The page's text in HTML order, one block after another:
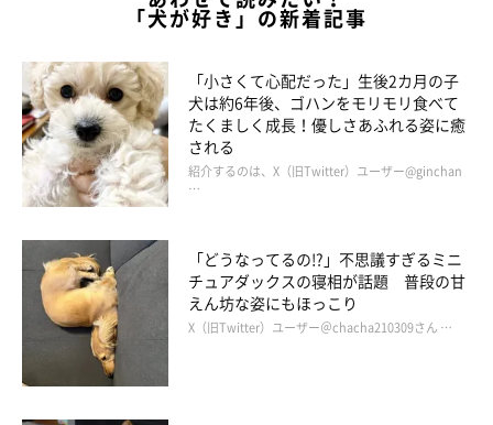
「犬が好き」の新着記事
「小さくて心配だった」生後2カ月の子
犬は約6年後、ゴハンをモリモリ食べて
たくましく成長！優しさあふれる姿に癒
される
紹介するのは、X（旧Twitter）ユーザー@ginchan
…
「どうなってるの!?」不思議すぎるミニ
チュアダックスの寝相が話題 普段の甘
えん坊な姿にもほっこり
X（旧Twitter）ユーザー＠chacha210309さん …